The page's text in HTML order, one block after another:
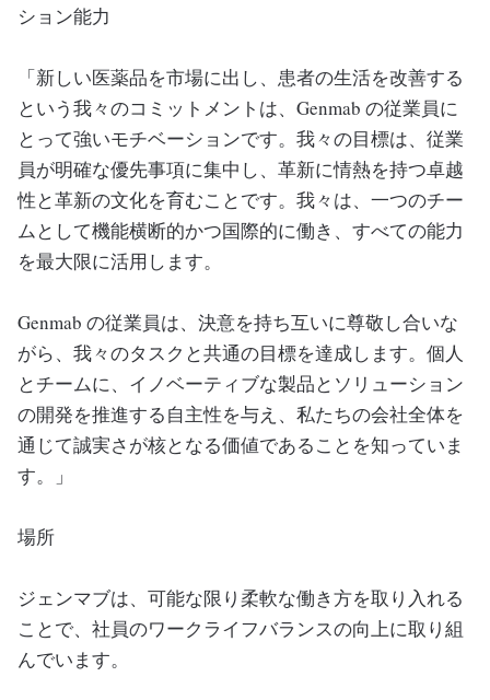
ション能力
「新しい医薬品を市場に出し、患者の生活を改善する
という我々のコミットメントは、Genmab の従業員に
とって強いモチベーションです。我々の目標は、従業
員が明確な優先事項に集中し、革新に情熱を持つ卓越
性と革新の文化を育むことです。我々は、一つのチー
ムとして機能横断的かつ国際的に働き、すべての能力
を最大限に活用します。
Genmab の従業員は、決意を持ち互いに尊敬し合いな
がら、我々のタスクと共通の目標を達成します。個人
とチームに、イノベーティブな製品とソリューション
の開発を推進する自主性を与え、私たちの会社全体を
通じて誠実さが核となる価値であることを知っていま
す。」
場所
ジェンマブは、可能な限り柔軟な働き方を取り入れる
ことで、社員のワークライフバランスの向上に取り組
んでいます。